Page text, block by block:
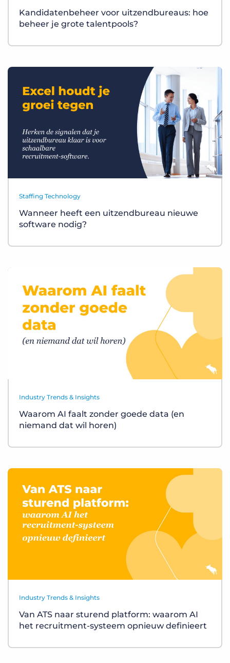
Kandidatenbeheer voor uitzendbureaus: hoe
beheer je grote talentpools?
Staffing Technology
Wanneer heeft een uitzendbureau nieuwe
software nodig?
Industry Trends & Insights
Waarom AI faalt zonder goede data (en
niemand dat wil horen)
Industry Trends & Insights
Van ATS naar sturend platform: waarom AI
het recruitment-systeem opnieuw definieert